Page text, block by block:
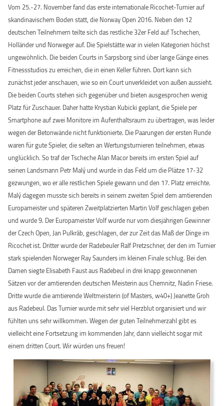
Vom 25.-27. November fand das erste internationale Ricochet-Turnier auf
skandinavischem Boden statt, die Norway Open 2016. Neben den 12
deutschen Teilnehmern teilte sich das restliche 32er Feld auf Tschechen,
Holländer und Norweger auf. Die Spielstätte war in vielen Kategorien höchst
ungewöhnlich. Die beiden Courts in Sarpsborg sind über lange Gänge eines
Fitnessstudios zu erreichen, die in einen Keller führen. Dort kann sich
zunächst jeder anschauen, wie so ein Court unverkleidet von außen aussieht.
Die beiden Courts stehen sich gegenüber und bieten ausgesprochen wenig
Platz für Zuschauer. Daher hatte Krystian Kubicki geplant, die Spiele per
Smartphone auf zwei Monitore im Aufenthaltsraum zu übertragen, was leider
wegen der Betonwände nicht funktionierte. Die Paarungen der ersten Runde
waren für gute Spieler, die selten an Wertungsturnieren teilnehmen, etwas
unglücklich. So traf der Tscheche Alan Macor bereits im ersten Spiel auf
seinen Landsmann Petr Malý und wurde in das Feld um die Plätze 17-32
gezwungen, wo er alle restlichen Spiele gewann und den 17. Platz erreichte.
Malý dagegen musste sich bereits in seinem zweiten Spiel dem amtierenden
Europameister und späteren Zweitplatzierten Martin Volf geschlagen geben
und wurde 9. Der Europameister Volf wurde nur vom diesjährigen Gewinner
der Czech Open, Jan Pulkráb, geschlagen, der zur Zeit das Maß der Dinge im
Ricochet ist. Dritter wurde der Radebeuler Ralf Pretzschner, der den im Turnier
stark spielenden Norweger Ray Saunders im kleinen Finale schlug. Bei den
Damen siegte Elisabeth Faust aus Radebeul in drei knapp gewonnenen
Sätzen vor der amtierenden deutschen Meisterin aus Chemnitz, Nadin Friese.
Dritte wurde die amtierende Weltmeisterin (of Masters, w40+) Jeanette Groh
aus Radebeul. Das Turnier wurde mit sehr viel Herzblut organisiert und wir
fühlten uns sehr willkommen. Wegen der guten Teilnehmerzahl gibt es
vielleicht eine Fortsetzung im kommenden Jahr, dann vielleicht sogar mit
einem dritten Court. Wir würden uns freuen!